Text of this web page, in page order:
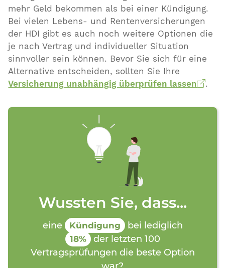
mehr Geld bekommen als bei einer Kündigung.
Bei vielen Lebens- und Rentenversicherungen
der HDI gibt es auch noch weitere Optionen die
je nach Vertrag und individueller Situation
sinnvoller sein können. Bevor Sie sich für eine
Alternative entscheiden, sollten Sie Ihre
Versicherung unabhängig überprüfen lassen
.
Wussten Sie, dass...
eine Kündigung bei lediglich
18% der letzten 100
Vertragsprüfungen die beste Option